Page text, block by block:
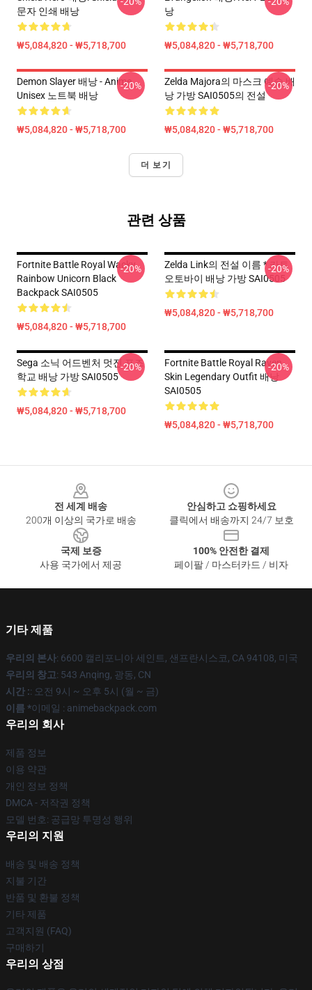
문자 인쇄 배낭
₩5,084,820 - ₩5,718,700
낭
₩5,084,820 - ₩5,718,700
Demon Slayer 배낭 - Anime
Unisex 노트북 배낭
₩5,084,820 - ₩5,718,700
-20%
Zelda Majora의 마스크 예술 배
낭 가방 SAI0505의 전설
₩5,084,820 - ₩5,718,700
-20%
더 보기
관련 상품
Fortnite Battle Royal Wacky
Rainbow Unicorn Black
Backpack SAI0505
₩5,084,820 - ₩5,718,700
-20%
Zelda Link의 전설 이름 * 카트
오토바이 배낭 가방 SAI0505
₩5,084,820 - ₩5,718,700
-20%
Sega 소닉 어드벤처 멋진 포즈
학교 배낭 가방 SAI0505
₩5,084,820 - ₩5,718,700
-20%
Fortnite Battle Royal Raven
Skin Legendary Outfit 배낭
SAI0505
₩5,084,820 - ₩5,718,700
-20%
전 세계 배송
200개 이상의 국가로 배송
안심하고 쇼핑하세요
클릭에서 배송까지 24/7 보호
국제 보증
사용 국가에서 제공
100% 안전한 결제
페이팔 / 마스터카드 / 비자
기타 제품
우리의 본사: 6600 캘리포니아 세인트, 샌프란시스코, CA 94108, 미국
우리의 창고: 543 Anqing, 광동, CN
시간 :: 오전 9시 ~ 오후 5시 (월 ~ 금)
이름 *이메일 : animebackpack.com
우리의 회사
제품 정보
이용 약관
개인 정보 정책
DMCA - 저작권 정책
모델 번호: 공급망 투명성 행위
우리의 지원
배송 및 배송 정책
지불 기간
반품 및 환불 정책
기타 제품
고객지원 (FAQ)
구매하기
우리의 상점